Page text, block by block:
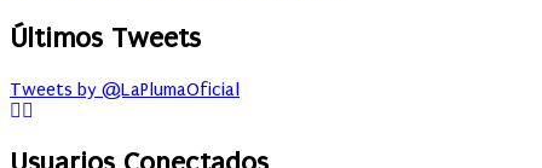
Últimos Tweets
Tweets by @LaPlumaOficial